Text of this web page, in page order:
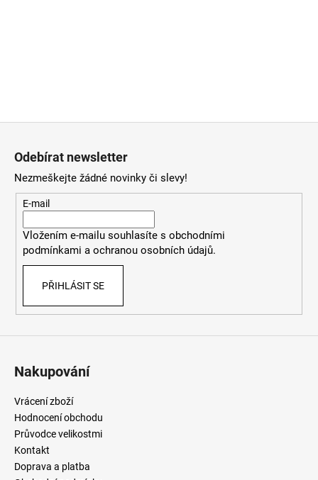
Odebírat newsletter
Nezmeškejte žádné novinky či slevy!
E-mail
Vložením e-mailu souhlasítes obchodními
podmínkami a ochranou osobních údajů.
PŘIHLÁSIT SE
Nakupování
Vrácení zboží
Hodnocení obchodu
Průvodce velikostmi
Kontakt
Doprava a platba